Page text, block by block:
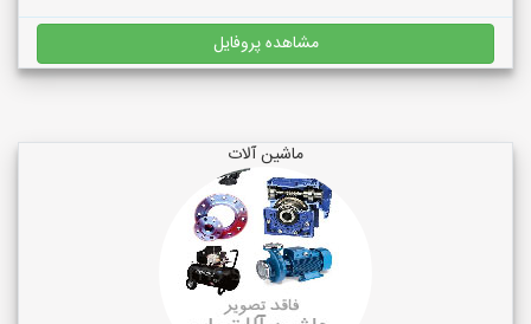
مشاهده پروفایل
ماشین آلات